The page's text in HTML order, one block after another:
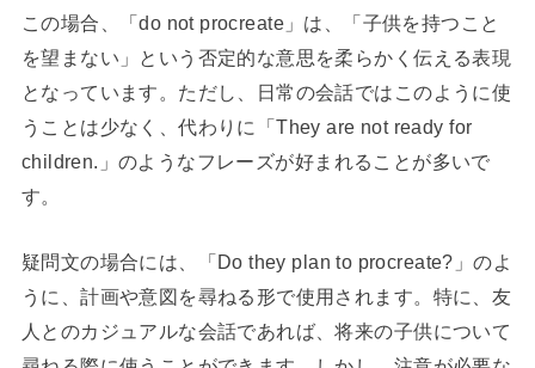
この場合、「do not procreate」は、「子供を持つこと
を望まない」という否定的な意思を柔らかく伝える表現
となっています。ただし、日常の会話ではこのように使
うことは少なく、代わりに「They are not ready for
children.」のようなフレーズが好まれることが多いで
す。
疑問文の場合には、「Do they plan to procreate?」のよ
うに、計画や意図を尋ねる形で使用されます。特に、友
人とのカジュアルな会話であれば、将来の子供について